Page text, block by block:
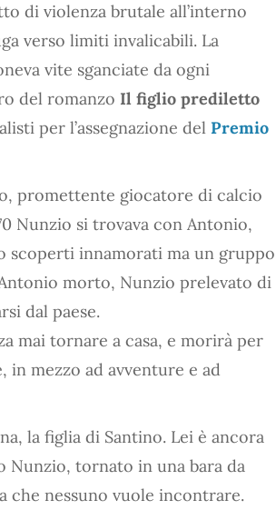
di violenza brutale all’interno
verso limiti invalicabili. La
vite sganciate da ogni
del romanzo Il figlio prediletto
per l’assegnazione del Premio
promettente giocatore di calcio
Nunzio si trovava con Antonio,
scoperti innamorati ma un gruppo
morto, Nunzio prelevato di
dal paese.
mai tornare a casa, e morirà per
mezzo ad avventure e ad
la figlia di Santino. Lei è ancora
Nunzio, tornato in una bara da
che nessuno vuole incontrare.